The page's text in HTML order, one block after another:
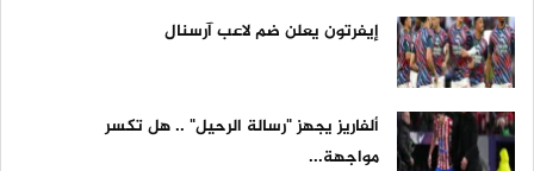
إيفرتون يعلن ضم لاعب آرسنال
ألفاريز يجهز "رسالة الرحيل" .. هل تكسر
مواجهة...